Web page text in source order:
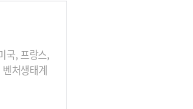
국, 프랑스,
처생태계
사입니다.